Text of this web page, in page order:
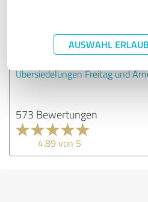
AUSWAHL
Erfahrungen
Anbietern aus
Übersiedelungen Freitag und
573 Bewertungen
4.89 von 5